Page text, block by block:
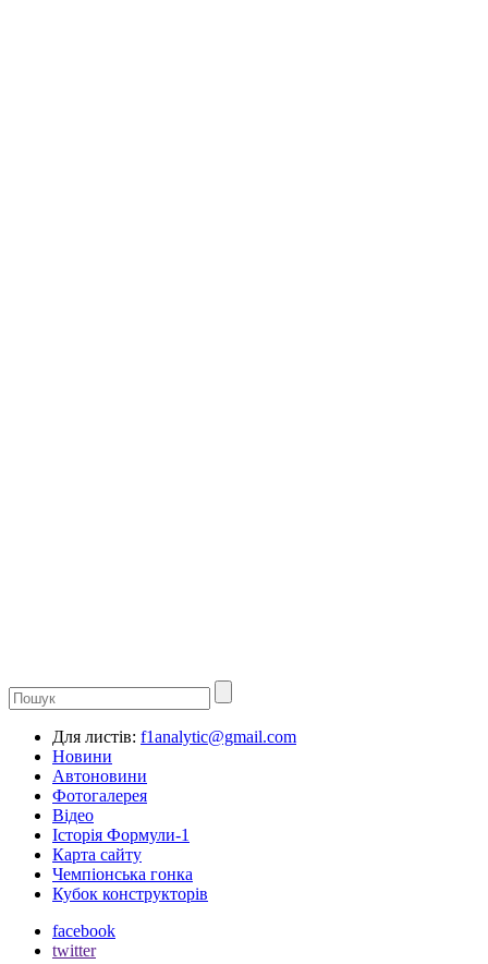
Для листів: f1analytic@gmail.com
Новини
Автоновини
Фотогалерея
Відео
Історія Формули-1
Карта сайту
Чемпіонська гонка
Кубок конструкторів
facebook
twitter